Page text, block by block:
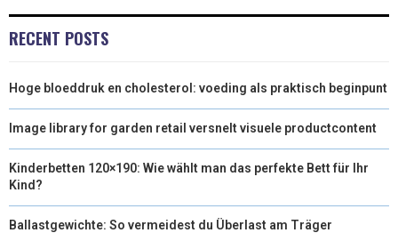
RECENT POSTS
Hoge bloeddruk en cholesterol: voeding als praktisch beginpunt
Image library for garden retail versnelt visuele productcontent
Kinderbetten 120×190: Wie wählt man das perfekte Bett für Ihr
Kind?
Ballastgewichte: So vermeidest du Überlast am Träger